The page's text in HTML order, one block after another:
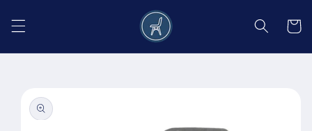
conținut
Coș
informațiile
despre
produs